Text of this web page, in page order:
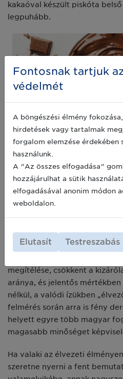
kakaóval készült piskóta
legpuhább.
Az édességek ízén túl
díszítés is – ezzel
eredményre másik végzett
ugyanolyan bonbonok egyik
méhsejtmintás
Vladár Zsuzsannakutatásai
piaci helyzetével
elmúlt 15 év során
megítélése, csökkent a
aránya, és jelentős
nélkül, a valódi ízükben
felmérés során arra is fény
helyett egyre több magyar
magasabb minőséget
Ha valaki az élvezeti
szeretne nyerni a fent
Fontosnak tartjuk
védelmét
A böngészési élmény
hirdetések vagy tartalmak
forgalom elemzése érdekében
használunk.
A "Az összes elfogadása"
hozzájárulhat a sütik
elfogadásával anonim módon
weboldalon.
Elutasít Testreszabás